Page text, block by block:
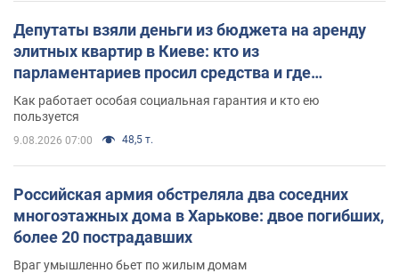
Депутаты взяли деньги из бюджета на аренду
элитных квартир в Киеве: кто из
парламентариев просил средства и где
поселился
Как работает особая социальная гарантия и кто ею
пользуется
9.08.2026 07:00 48,5 т.
Российская армия обстреляла два соседних
многоэтажных дома в Харькове: двое погибших,
более 20 пострадавших
Враг умышленно бьет по жилым домам